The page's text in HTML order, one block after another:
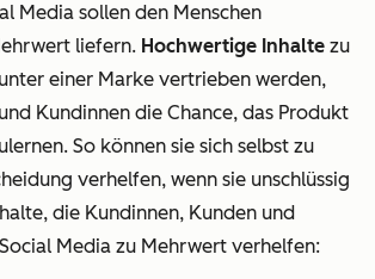
Media sollen den Menschen
liefern. Hochwertige Inhalte zu
einer Marke vertrieben werden,
Kundinnen die Chance, das Produkt
So können sie sich selbst zu
verhelfen, wenn sie unschlüssig
die Kundinnen, Kunden und
Media zu Mehrwert verhelfen: